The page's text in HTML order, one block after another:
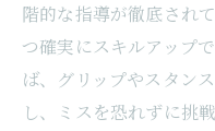
階的な指導が徹底され
つ確実にスキルアップ
ば、グリップやスタン
し、ミスを恐れずに挑